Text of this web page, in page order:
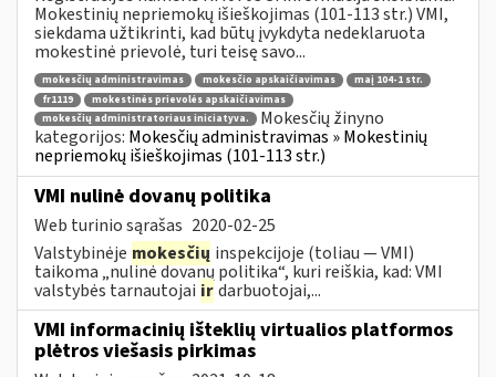
Mokestinių nepriemokų išieškojimas (101-113 str.) VMI,
siekdama užtikrinti, kad būtų įvykdyta nedeklaruota
mokestinė prievolė, turi teisę savo...
mokesčių administravimas mokesčio apskaičiavimas
maį 104-1 str.
fr1119
mokestinės prievolės apskaičiavimas
mokesčių administratoriaus iniciatyva.
Mokesčių žinyno
kategorijos: Mokesčių administravimas » Mokestinių
nepriemokų išieškojimas (101-113 str.)
VMI nulinė dovanų politika
Web turinio sąrašas 2020-02-25
Valstybinėje mokesčių inspekcijoje (toliau — VMI)
taikoma „nulinė dovanų politika“, kuri reiškia, kad: VMI
valstybės tarnautojai irdarbuotojai,...
VMI informacinių išteklių virtualios platformos
plėtros viešasis pirkimas